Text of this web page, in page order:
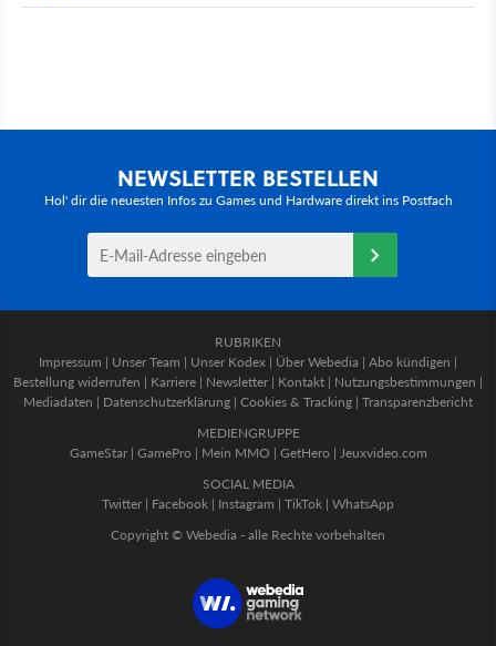
NEWSLETTER BESTELLEN
Hol' dir die neuesten Infos zu Games und Hardware direkt ins Postfach
RUBRIKEN
Impressum | Unser Team | Unser Kodex | Über Webedia | Abo kündigen |
Bestellung widerrufen | Karriere | Newsletter | Kontakt | Nutzungsbestimmungen |
Mediadaten | Datenschutzerklärung | Cookies & Tracking | Transparenzbericht
MEDIENGRUPPE
GameStar| GamePro | Mein MMO | GetHero | Jeuxvideo.com
SOCIAL MEDIA
Twitter | Facebook | Instagram | TikTok | WhatsApp
Copyright © Webedia - alle Rechte vorbehalten